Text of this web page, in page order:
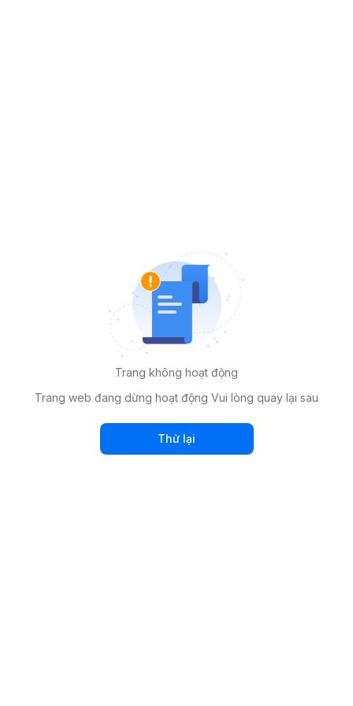
Trang không hoạt động
Trang web đang dừng hoạt động Vui lòng quay lại sau
Thử lại